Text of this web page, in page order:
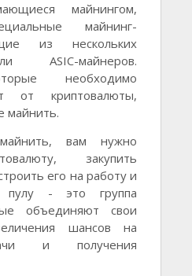
майнингом,
майнинг-
из нескольких
ASIC-майнеров.
необходимо
от криптовалюты,
майнить.
вам нужно
закупить
его на работу и
пулу - это группа
объединяют свои
шансов на
и получения